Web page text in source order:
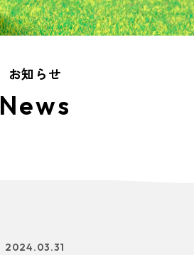
お知らせ
News
2024.03.31